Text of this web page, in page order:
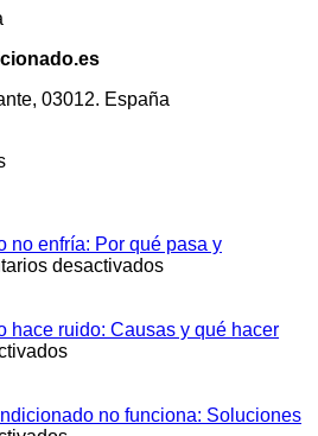
03012. España
no enfría: Por qué pasa y
desactivadosen
no
pasa
hace ruido: Causas y qué hacer
en
haceno funciona: Soluciones